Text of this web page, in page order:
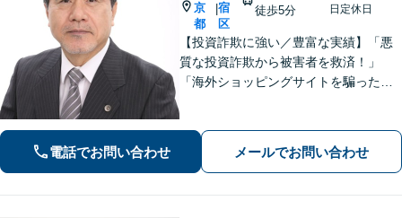
京
都
|宿
区
徒歩5分
日定休日
【投資詐欺に強い／豊富な実績】「悪
質な投資詐欺から被害者を救済！」
「海外ショッピングサイトを騙った詐
少しでも多くの返金が得られるよう尽
力します！
電話でお問い合わせ メールでお問い合わせ